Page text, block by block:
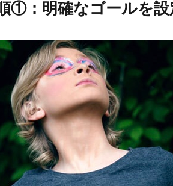
①：明確なゴールを